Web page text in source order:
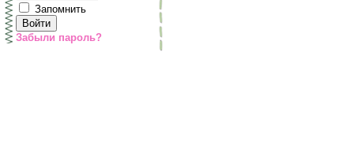
Запомнить
Забыли пароль?